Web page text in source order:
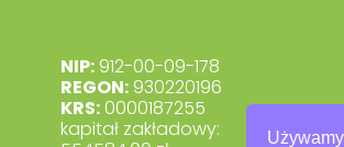
NIP:912-00-09-178
REGON:930220196
KRS:0000187255
kapitał zakładowy: